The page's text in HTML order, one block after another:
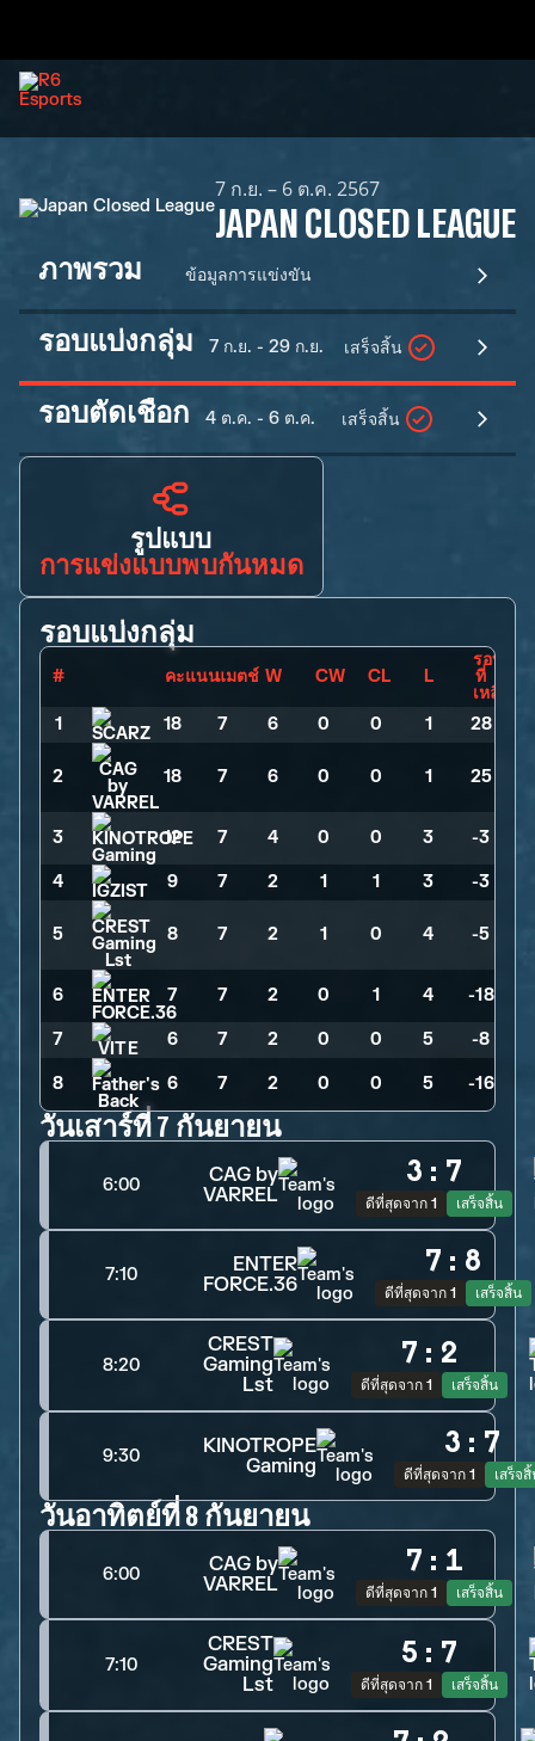
7 ก.ย. – 6 ต.ค. 2567
JAPAN CLOSED LEAGUE
ภาพรวม ข้อมูลการแข่งขัน
รอบแบ่งกลุ่ม 7 ก.ย. - 29 ก.ย. เสร็จสิ้น
รอบตัดเชือก 4 ต.ค. - 6 ต.ค. เสร็จสิ้น
รูปแบบ
การแข่งแบบพบกันหมด
รอบแบ่งกลุ่ม
# คะแนนแมตช์ W CW CL L
รอบ
ที่
เหลือ
1
18 7 6 0 0 1 28
2 18 7 6 0 0 1 25
3 12 > 7 4 0 0 3 -3
4 9 7 2 1 1 3 -3
5 8 7 2 1 0 4 -5
6 7 7 2 0 1 4 -18
7 6 7 2 0 0 5 -8
8 6 7 2 0 0 5 -16
วันเสาร์ที่ 7 กันยายน
6:00
CAG by
VARREL
3 : 7
ดีที่สุดจาก 1 เสร็จสิ้น
7:10
ENTER
FORCE.36
7 : 8
ดีที่สุดจาก 1 เสร็จสิ้น
8:20
CREST
Gaming
Lst
7 : 2
ดีที่สุดจาก 1 เสร็จสิ้น
9:30
KINOTROPE
Gaming
3 : 7
ดีที่สุดจาก 1 เสร็จ
วันอาทิตย์ที่ 8 กันยายน
6:00
CAG by
VARREL
7 : 1
ดีที่สุดจาก 1 เสร็จสิ้น
7:10
CREST
Gaming
Lst
5 : 7
ดีที่สุดจาก 1 เสร็จสิ้น